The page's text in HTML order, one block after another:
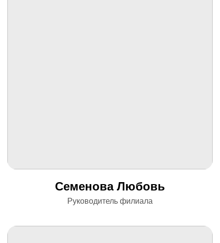
Семенова Любовь
Руководитель филиала